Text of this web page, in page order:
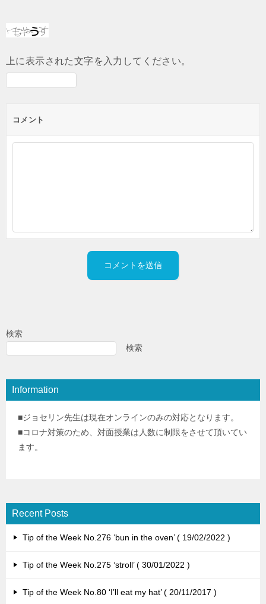
上に表示された文字を入力してください。
コメント
検索
検索
Information
■ジョセリン先生は現在オンラインのみの対応となります。
■コロナ対策のため、対面授業は人数に制限をさせて頂いてい
ます。
Recent Posts
Tip of the Week No.276 ‘bun in the oven’ 19/02/2022
Tip of the Week No.275 ‘stroll’ 30/01/2022
Tip of the Week No.80 ‘I’ll eat my hat’ 20/11/2017